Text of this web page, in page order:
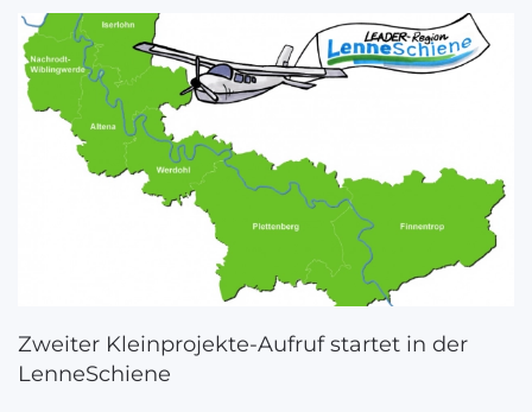
Zweiter Kleinprojekte-Aufruf startet in der
LenneSchiene